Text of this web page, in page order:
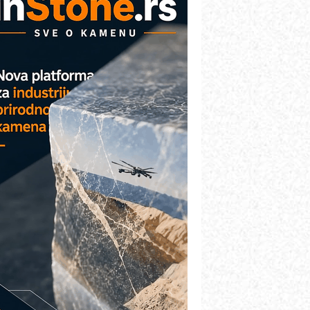
različitih oblika